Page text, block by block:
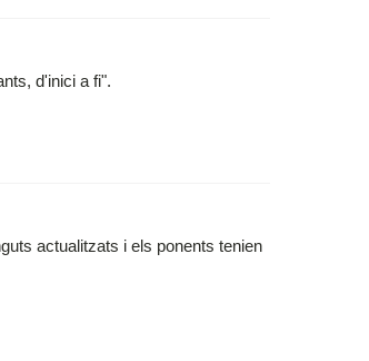
d'inici a fi".
actualitzats i els ponents tenien